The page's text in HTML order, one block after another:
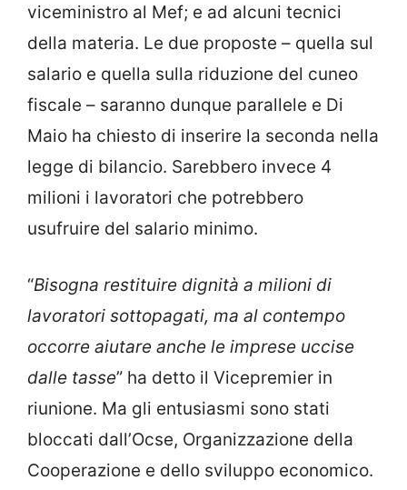
viceministro al Mef; e ad alcuni tecnici
della materia. Le due proposte – quella sul
salario e quella sulla riduzione del cuneo
fiscale – saranno dunque parallele e Di
Maio ha chiesto di inserire la seconda nella
legge di bilancio. Sarebbero invece 4
milioni i lavoratori che potrebbero
usufruire del salario minimo.
“Bisogna restituire dignità a milioni di
lavoratori sottopagati, ma al contempo
occorre aiutare anche le imprese uccise
dalle tasse” ha detto il Vicepremier in
riunione. Ma gli entusiasmi sono stati
bloccati dall’Ocse, Organizzazione della
Cooperazione e dello sviluppo economico.